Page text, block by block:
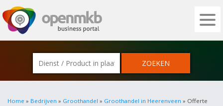
OPENMKB - DE ZAKELIJKE PORTAL
Home » Bedrijven » Groothandel » Groothandel in Heerenveen » Offerte